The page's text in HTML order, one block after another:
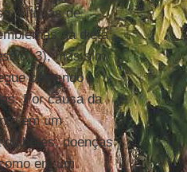
vítimas de
da dieta
, 3), mas sim
comendo
Por causa da
em um
diabetes, doenças
em um